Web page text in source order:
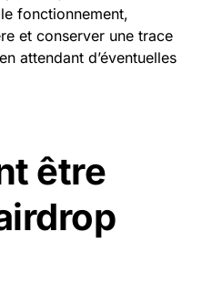
fonctionnement,
et conserver une trace
attendant d’éventuelles
être